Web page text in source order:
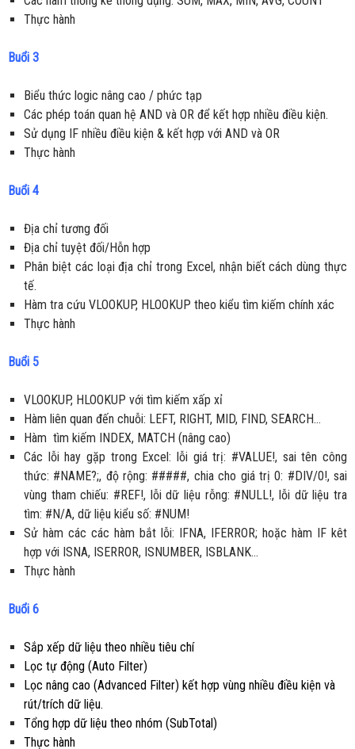
Thực hành
Buổi 3
Biểu thức logic nâng cao / phức tạp
Các phép toán quan hệ AND và OR để kết hợp nhiều điều kiện.
Sử dụng IF nhiều điều kiện & kết hợp với AND và OR
Thực hành
Buổi 4
Địa chỉ tương đối
Địa chỉ tuyệt đối/Hỗn hợp
Phân biệt các loại địa chỉ trong Excel, nhận biết cách dùng thực
tế.
Hàm tra cứu VLOOKUP, HLOOKUP theo kiểu tìm kiếm chính xác
Thực hành
Buổi 5
VLOOKUP, HLOOKUP với tìm kiếm xấp xỉ
Hàm liên quan đến chuỗi: LEFT, RIGHT, MID, FIND, SEARCH…
Hàm tìm kiếm INDEX, MATCH (nâng cao)
Các lỗi hay gặp trong Excel: lỗi giá trị: #VALUE!, sai tên công
thức: #NAME?;, độ rộng: #####, chia cho giá trị 0: #DIV/0!, sai
vùng tham chiếu: #REF!, lỗi dữ liệu rỗng: #NULL!, lỗi dữ liệu tra
tìm: #N/A, dữ liệu kiểu số: #NUM!
Sử hàm các các hàm bắt lỗi: IFNA, IFERROR; hoặc hàm IF kêt
hợp với ISNA, ISERROR, ISNUMBER, ISBLANK…
Thực hành
Buổi 6
Sắp xếp dữ liệu theo nhiều tiêu chí
Lọc tự động (Auto Filter)
Lọc nâng cao (Advanced Filter) kết hợp vùng nhiều điều kiện và
rút/trích dữ liệu.
Tổng hợp dữ liệu theo nhóm (SubTotal)
Thực hành